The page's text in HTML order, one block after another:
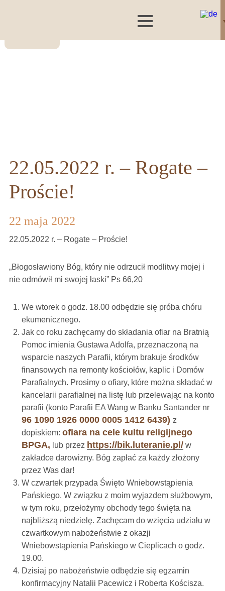
22.05.2022 r. – Rogate –
Proście!
22 maja 2022
22.05.2022 r. – Rogate – Proście!
„Błogosławiony Bóg, który nie odrzucił modlitwy mojej i
nie odmówił mi swojej łaski” Ps 66,20
We wtorek o godz. 18.00 odbędzie się próba chóru
ekumenicznego.
Jak co roku zachęcamy do składania ofiar na Bratnią
Pomoc imienia Gustawa Adolfa, przeznaczoną na
wsparcie naszych Parafii, którym brakuje środków
finansowych na remonty kościołów, kaplic i Domów
Parafialnych. Prosimy o ofiary, które można składać w
kancelarii parafialnej na listę lub przelewając na konto
parafii (konto Parafii EA Wang w Banku Santander nr
96 1090 1926 0000 0005 1412 6439) z
dopiskiem: ofiara na cele kultu religijnego
BPGA, lub przez https://bik.luteranie.pl/w
zakładce darowizny. Bóg zapłać za każdy złożony
przez Was dar!
W czwartek przypada Święto Wniebowstąpienia
Pańskiego. W związku z moim wyjazdem służbowym,
w tym roku, przełożymy obchody tego święta na
najbliższą niedzielę. Zachęcam do wzięcia udziału w
czwartkowym nabożeństwie z okazji
Wniebowstąpienia Pańskiego w Cieplicach o godz.
19.00.
Dzisiaj po nabożeństwie odbędzie się egzamin
konfirmacyjny Natalii Pacewicz i Roberta Kościsza.